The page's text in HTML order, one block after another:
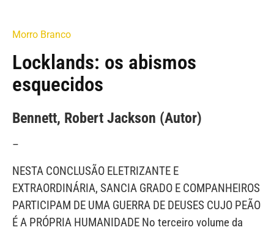
Morro Branco
Locklands: os abismos
esquecidos
Bennett, Robert Jackson (Autor)
–
NESTA CONCLUSÃO ELETRIZANTE E
EXTRAORDINÁRIA, SANCIA GRADO E COMPANHEIROS
PARTICIPAM DE UMA GUERRA DE DEUSES CUJO PEÃO
É A PRÓPRIA HUMANIDADE No terceiro volume da